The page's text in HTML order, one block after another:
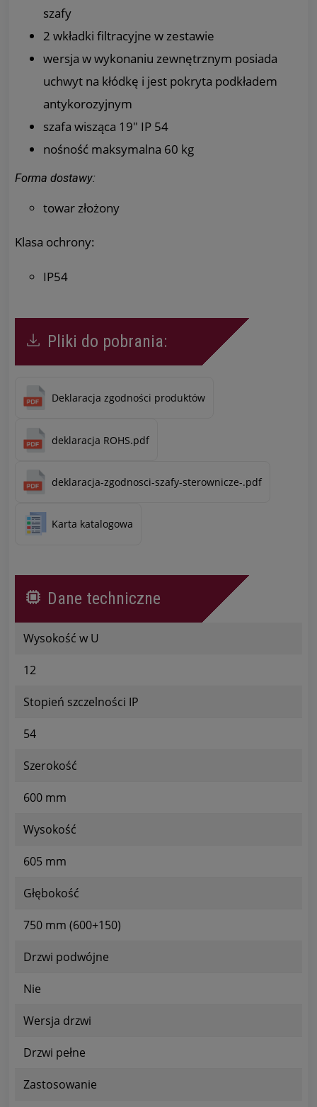
szafy
2 wkładki filtracyjne w zestawie
wersja w wykonaniu zewnętrznym posiada
uchwyt na kłódkę i jest pokryta podkładem
antykorozyjnym
szafa wisząca 19" IP 54
nośność maksymalna 60 kg
Forma dostawy:
towar złożony
Klasa ochrony:
IP54
Pliki do pobrania:
Deklaracja zgodności produktów
deklaracja ROHS.pdf
deklaracja-zgodnosci-szafy-sterownicze-.pdf
Karta katalogowa
Dane techniczne
Wysokość w U
12
Stopień szczelności IP
54
Szerokość
600 mm
Wysokość
605 mm
Głębokość
750 mm (600+150)
Drzwi podwójne
Nie
Wersja drzwi
Drzwi pełne
Zastosowanie